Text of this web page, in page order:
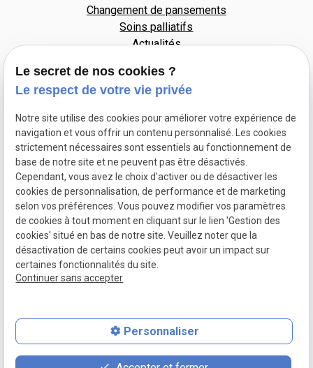
Changement de pansements
Soins palliatifs
Actualités
Martine
PETIT
Infirmière à
domicile
access_time_filled
7j/7
De 7h à 21h
place 7910 FOREST-
LEZ-ANVAING
Plan du site
Mentions
légales
Politique de
confidentialité
place contact_page phone
Le secret de nos cookies ?
Le respect de votre vie privée
Notre site utilise des cookies pour améliorer votre expérience de
navigation et vous offrir un contenu personnalisé. Les cookies
strictement nécessaires sont essentiels au fonctionnement de
base de notre site et ne peuvent pas être désactivés.
Cependant, vous avez le choix d'activer ou de désactiver les
cookies de personnalisation, de performance et de marketing
selon vos préférences. Vous pouvez modifier vos paramètres
de cookies à tout moment en cliquant sur le lien 'Gestion des
cookies' situé en bas de notre site. Veuillez noter que la
désactivation de certains cookies peut avoir un impact sur
certaines fonctionnalités du site.
Continuer sans accepter
Personnaliser